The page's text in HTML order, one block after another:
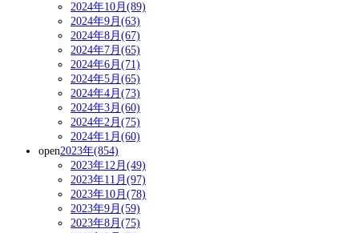
2024年10月(89)
2024年9月(63)
2024年8月(67)
2024年7月(65)
2024年6月(71)
2024年5月(65)
2024年4月(73)
2024年3月(60)
2024年2月(75)
2024年1月(60)
open2023年(854)
2023年12月(49)
2023年11月(97)
2023年10月(78)
2023年9月(59)
2023年8月(75)